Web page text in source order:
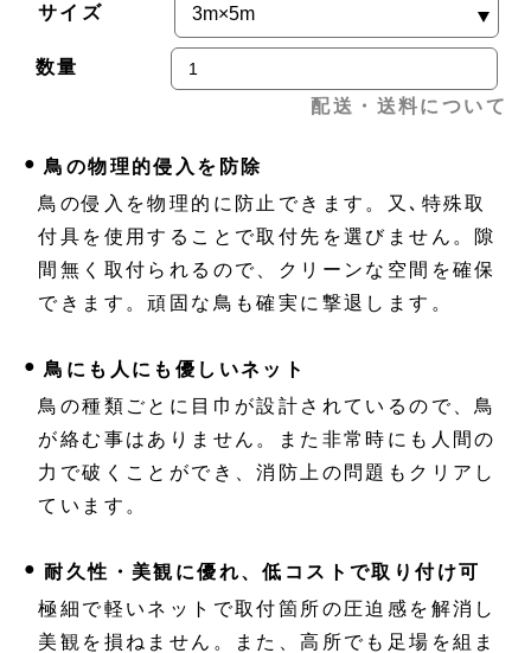
サイズ
数量
配送・送料について
● 鳥の物理的侵入を防除
鳥の侵入を物理的に防止できます。又､特殊取
付具を使用することで取付先を選びません。隙
間無く取付られるので、クリーンな空間を確保
できます。頑固な鳥も確実に撃退します。
● 鳥にも人にも優しいネット
鳥の種類ごとに目巾が設計されているので、鳥
が絡む事はありません。また非常時にも人間の
力で破くことができ、消防上の問題もクリアし
ています。
● 耐久性・美観に優れ、低コストで取り付け可
極細で軽いネットで取付箇所の圧迫感を解消し
美観を損ねません。また、高所でも足場を組ま